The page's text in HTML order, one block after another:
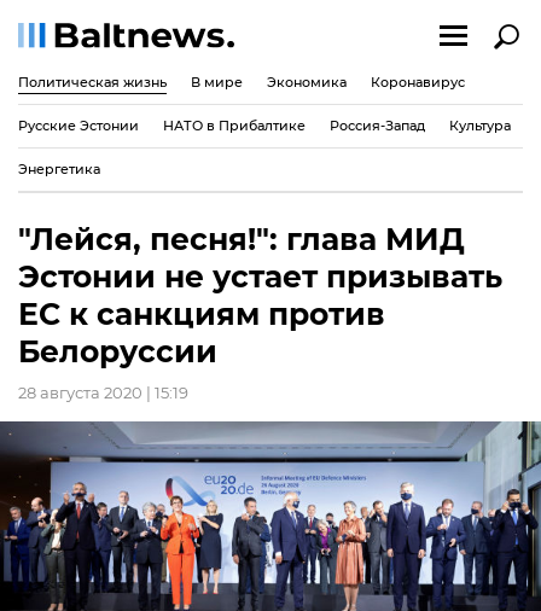
Политическая жизнь В мире Экономика Коронавирус
Русские Эстонии НАТО в Прибалтике Россия-Запад Культура
Энергетика
"Лейся, песня!": глава МИД
Эстонии не устает призывать
ЕС к санкциям против
Белоруссии
28 августа 2020 | 15:19